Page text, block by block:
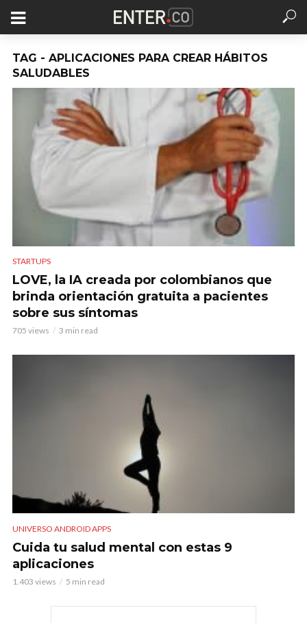
TAG - APLICACIONES PARA CREAR HÁBITOS
SALUDABLES
STARTUPS
LOVE, la IA creada por colombianos que
brinda orientación gratuita a pacientes
sobre sus síntomas
705 views 3 min read
UNIVERSO ANDROID APPS
Cuida tu salud mental con estas 9
aplicaciones
1.403 views 5 min read